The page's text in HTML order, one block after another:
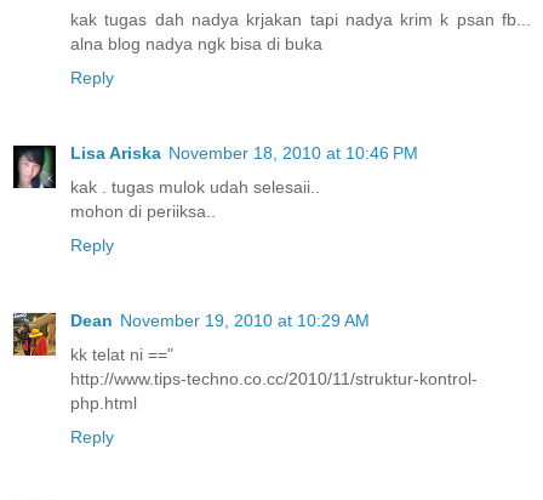
kak tugas dah nadya krjakan tapi nadya krim k psan fb...
alna blog nadya ngk bisa di buka
Reply
Lisa Ariska November 18, 2010 at 10:46 PM
kak . tugas mulok udah selesaii..
mohon di periiksa..
Reply
Dean November 19, 2010 at 10:29 AM
kk telat ni =="
http://www.tips-techno.co.cc/2010/11/struktur-kontrol-
php.html
Reply